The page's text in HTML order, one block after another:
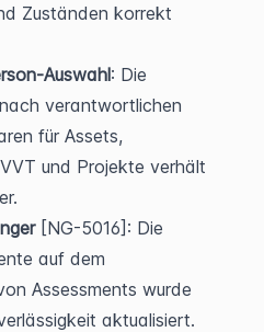
Zuständen korrekt
Auswahl: Die
verantwortlichen
für Assets,
und Projekte verhält
[NG-5016]: Die
auf dem
Assessments wurde
aktualisiert.